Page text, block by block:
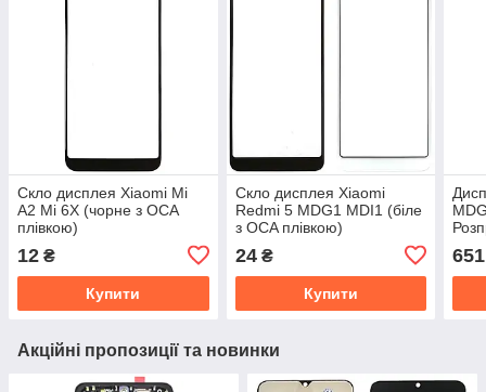
Скло дисплея Xiaomi Mi
A2 Mi 6X (чорне з OCA
плівкою)
12 ₴
Купити
Скло дисплея Xiaomi
Redmi 5 MDG1 MDI1 (біле
з OCA плівкою)
24₴
Купити
651
Акційні пропозиції та новинки